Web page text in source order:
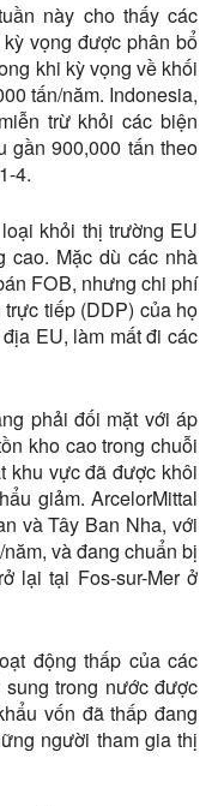
này cho thấy các
vọng được phân bổ
khi kỳ vọng về khối
tấn/năm. Indonesia,
trừ khỏi các biện
gần 900,000 tấn theo
4.
khỏi thị trường EU
cao. Mặc dù các nhà
FOB, nhưng chi phí
tiếp (DDP) của họ
EU, làm mất đi các
phải đối mặt với áp
kho cao trong chuỗi
khu vực đã được khôi
giảm. ArcelorMittal
và Tây Ban Nha, với
và đang chuẩn bị
lại tại Fos-sur-Mer ở
động thấp của các
trong nước được
vốn đã thấp đang
người tham gia thị